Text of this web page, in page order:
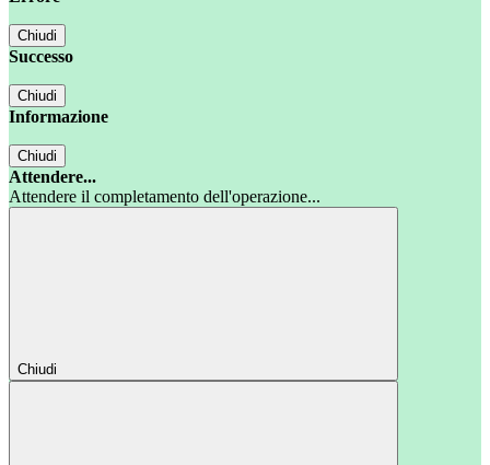
Chiudi
Successo
Chiudi
Informazione
Chiudi
Attendere...
Attendere il completamento dell'operazione...
Chiudi